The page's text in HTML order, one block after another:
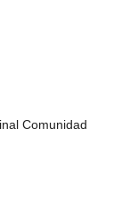
Comunidad